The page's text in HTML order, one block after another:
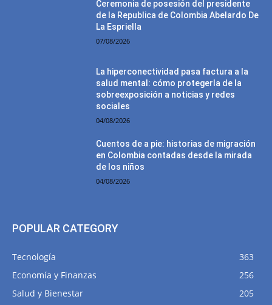
Ceremonia de posesión del presidente
de la Republica de Colombia Abelardo De
La Espriella
07/08/2026
La hiperconectividad pasa factura a la
salud mental: cómo protegerla de la
sobreexposición a noticias y redes
sociales
04/08/2026
Cuentos de a pie: historias de migración
en Colombia contadas desde la mirada
de los niños
04/08/2026
POPULAR CATEGORY
Tecnología
363
Economía y Finanzas
256
Salud y Bienestar
205